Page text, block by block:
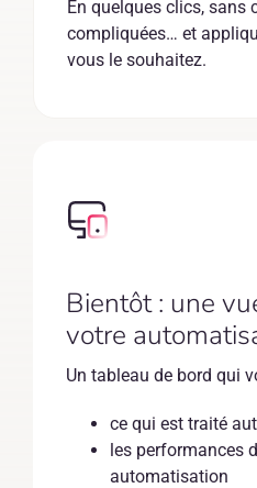
En quelques clics, sans
compliquées… et
vous le souhaitez.
Bientôt : une
votre
Un tableau de bord qui
ce qui est traité
les performances
automatisation